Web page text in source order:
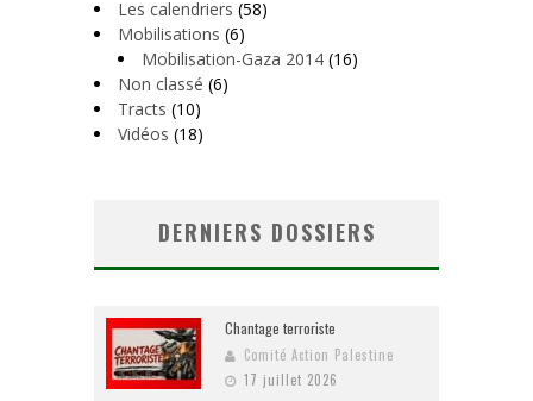
Les calendriers (58)
Mobilisations (6)
Mobilisation-Gaza 2014 (16)
Non classé (6)
Tracts (10)
Vidéos (18)
DERNIERS DOSSIERS
Chantage terroriste
Comité Action Palestine
17 juillet 2026